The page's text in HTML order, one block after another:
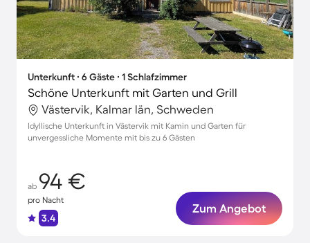
Unterkunft ∙ 6 Gäste ∙ 1 Schlafzimmer
Schöne Unterkunft mit Garten und Grill
Västervik, Kalmar län, Schweden
Idyllische Unterkunft in Västervik mit Kamin und Garten für
unvergessliche Momente mit bis zu 6 Gästen
ab 94 €
pro Nacht
3.4
Zum Angebot